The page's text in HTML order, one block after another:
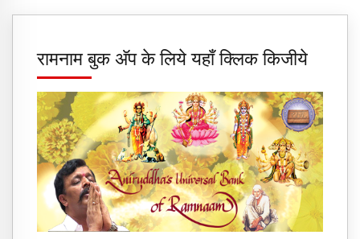
रामनाम बुक अ‍ॅप के लिये यहाँ क्लिक किजीये